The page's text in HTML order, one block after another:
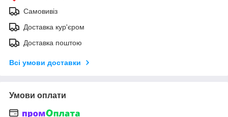
Самовивіз
Доставка кур'єром
Доставка поштою
Всі умови доставки
Умови оплати